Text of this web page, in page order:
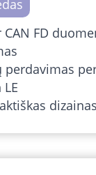
CAN FD
perdavimas